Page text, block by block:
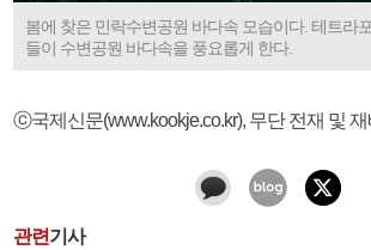
봄에 찾은 민락수변공원 바다속 모습이다. 테트라
들이 수변공원 바다속을 풍요롭게 한다.
ⓒ국제신문(www.kookje.co.kr), 무단 전재 및
관련기사